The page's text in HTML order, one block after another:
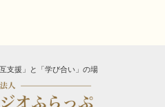
支援」と「学び合い」の場